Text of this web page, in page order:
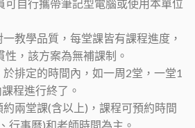
可自行攜帶筆記型電腦或使用本單位
教學品質，每堂課皆有課程進度，
，該方案為無補課制。
排定的時間內，如一周2堂，一堂1
程進行終了。
兩堂課(含以上)，課程可預約時間
行事曆)和老師時間為主。